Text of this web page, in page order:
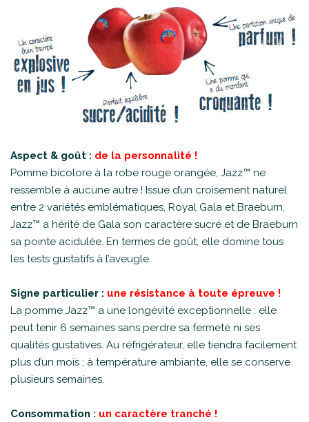
Aspect & goût : de la personnalité !
Pomme bicolore à la robe rouge orangée, Jazz™ ne
ressemble à aucune autre ! Issue d’un croisement naturel
entre 2 variétés emblématiques, Royal Gala et Braeburn,
Jazz™ a hérité de Gala son caractère sucré et de Braeburn
sa pointe acidulée. En termes de goût, elle domine tous
les tests gustatifs à l’aveugle.
Signe particulier : une résistance à toute épreuve !
La pomme Jazz™ a une longévité exceptionnelle : elle
peut tenir 6 semaines sans perdre sa fermeté ni ses
qualités gustatives. Au réfrigérateur, elle tiendra facilement
plus d’un mois ; à température ambiante, elle se conserve
plusieurs semaines.
Consommation : un caractère tranché !